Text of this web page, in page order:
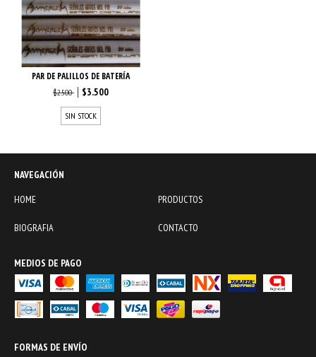
PAR DE PALILLOS DE BATERÍA
$2.500 $3.500
SIN STOCK
NAVEGACIÓN
HOME
PRODUCTOS
BIOGRAFIA CONTACTO
MEDIOS DE PAGO
FORMAS DE ENVÍO